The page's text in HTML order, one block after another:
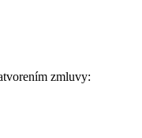
zmluvy: